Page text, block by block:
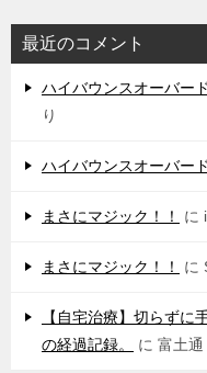
最近のコメント
ハイバウンスオーバー
り
ハイバウンスオーバー
まさにマジック！！ に
まさにマジック！！ に
【自宅治療】切らずに
の経過記録。
に 富土通